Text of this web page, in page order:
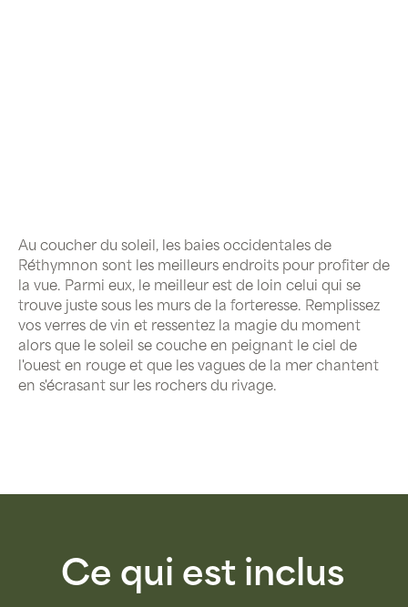
Au coucher du soleil, les baies occidentales de
Réthymnon sont les meilleurs endroits pour profiter de
la vue. Parmi eux, le meilleur est de loin celui qui se
trouve juste sous les murs de la forteresse. Remplissez
vos verres de vin et ressentez la magie du moment
alors que le soleil se couche en peignant le ciel de
l'ouest en rouge et que les vagues de la mer chantent
en s'écrasant sur les rochers du rivage.
Ce qui est inclus